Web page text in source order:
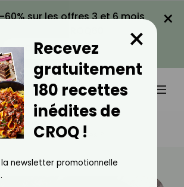
-60% sur les offres 3 et 6 mois
VOIR LA PROMO
×
Minceur
Sont-Elles Caloriques ?
Recevez
gratuitement
180 recettes
inédites de
CROQ !
×
la newsletter promotionnelle